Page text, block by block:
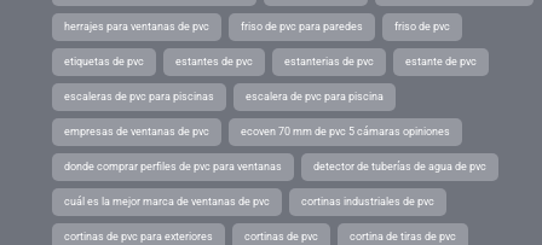
herrajes para ventanas de pvc friso de pvc para paredes friso de pvc
etiquetas de pvc estantes de pvc estanterias de pvc estante de pvc
escaleras de pvc para piscinas escalera de pvc para piscina
empresas de ventanas de pvc ecoven 70 mm de pvc 5 cámaras opiniones
donde comprar perfiles de pvc para ventanas detector de tuberías de agua de pvc
cuál es la mejor marca de ventanas de pvc cortinas industriales de pvc
cortinas de pvc para exteriores cortinas de pvc cortina de tiras de pvc